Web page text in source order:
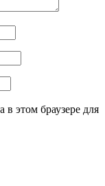
в этом браузере для